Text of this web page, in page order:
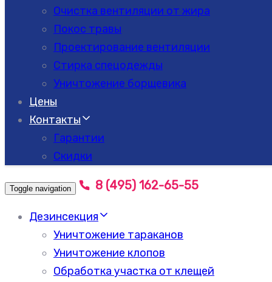
Очистка вентиляции от жира
Покос травы
Проектирование вентиляции
Стирка спецодежды
Уничтожение борщевика
Цены
Контакты
Гарантии
Скидки
Toggle navigation 8 (495) 162-65-55
Дезинсекция
Уничтожение тараканов
Уничтожение клопов
Обработка участка от клещей